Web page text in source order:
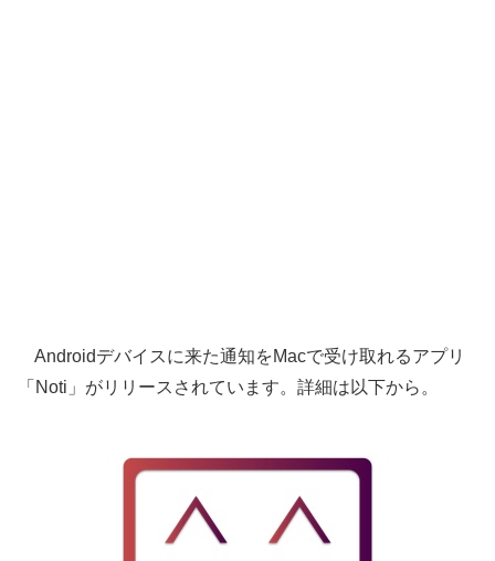
Androidデバイスに来た通知をMacで受け取れるアプリ
「Noti」がリリースされています。詳細は以下から。